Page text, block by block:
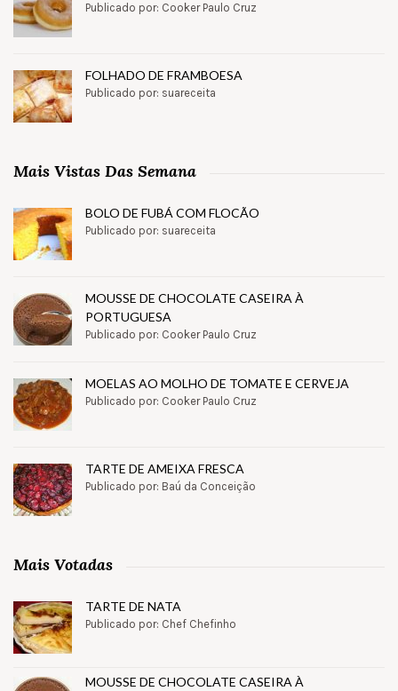
Publicado por: Cooker Paulo Cruz
FOLHADO DE FRAMBOESA
Publicado por: suareceita
Mais Vistas Das Semana
BOLO DE FUBÁ COM FLOCÃO
Publicado por: suareceita
MOUSSE DE CHOCOLATE CASEIRA À
PORTUGUESA
Publicado por: Cooker Paulo Cruz
MOELAS AO MOLHO DE TOMATE E CERVEJA
Publicado por: Cooker Paulo Cruz
TARTE DE AMEIXA FRESCA
Publicado por: Baú da Conceição
Mais Votadas
TARTE DE NATA
Publicado por: Chef Chefinho
MOUSSE DE CHOCOLATE CASEIRA À